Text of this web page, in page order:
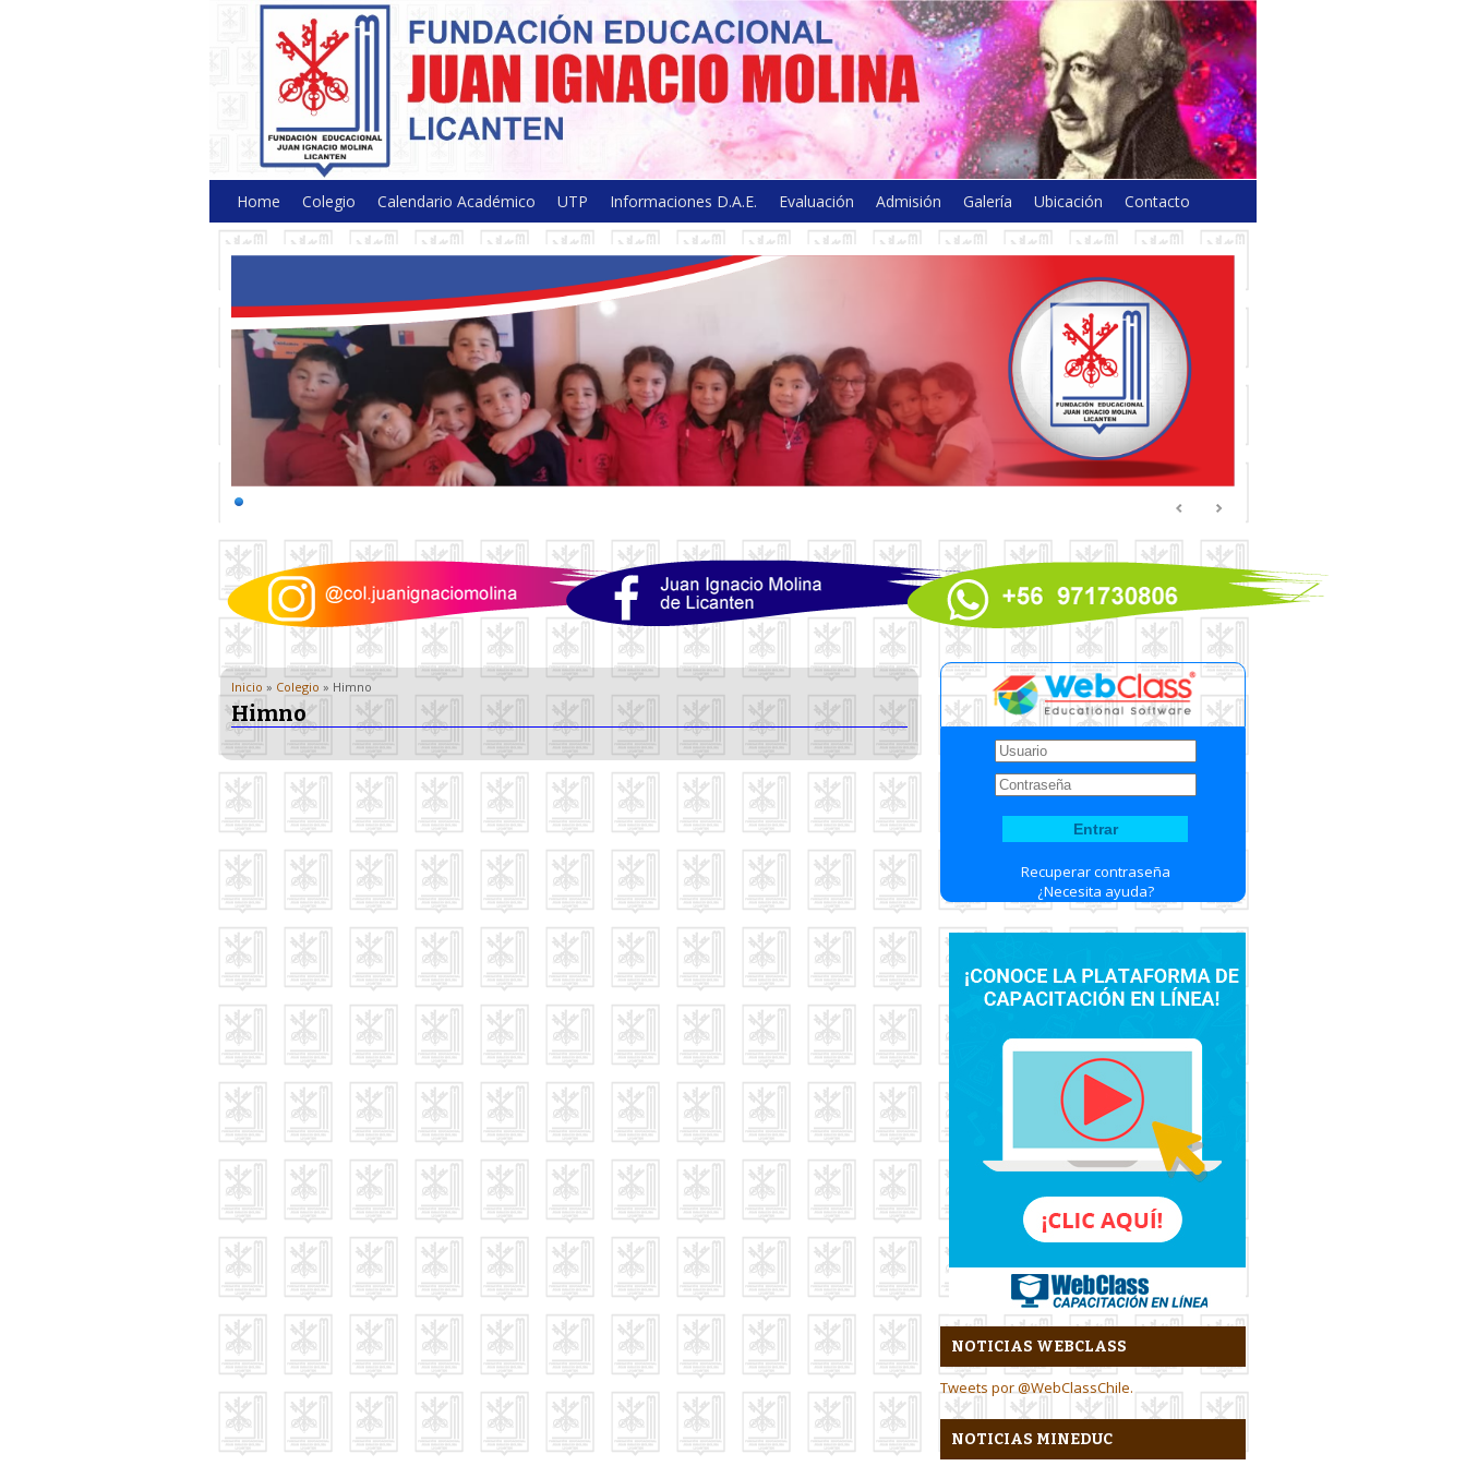
Colegio Juan Ignacio Molina - Licantén
Home Colegio Calendario Académico UTP Informaciones D.A.E. Evaluación Admisión Galería Ubicación Contacto
Inicio » Colegio » Himno
Himno
Recuperar contraseña
¿Necesita ayuda?
NOTICIAS WEBCLASS
Tweets por @WebClassChile.
NOTICIAS MINEDUC